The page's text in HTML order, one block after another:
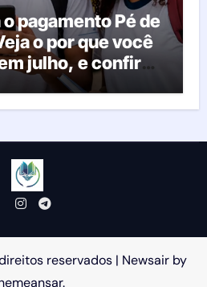
pagamento Pé de
o por que você
julho, e confira
reservados | Newsairby
.